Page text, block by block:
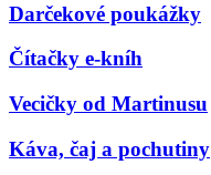
Darčekové poukážky
Čítačky e-kníh
Vecičky od Martinusu
Káva, čaj a pochutiny